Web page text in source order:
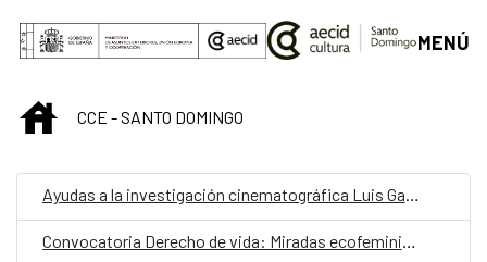
Saltar al contenido principal
MENÚ
INICIOCCE - SANTO DOMINGO
Ayudas a la investigación cinematográfica Luis García Berlanga
Convocatoria Derecho de vida: Miradas ecofeministas en el arte dominicano